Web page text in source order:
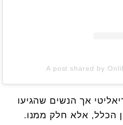
A post shared by
אך הנשים שהגיעו
הכלל, אלא חלק ממנו.